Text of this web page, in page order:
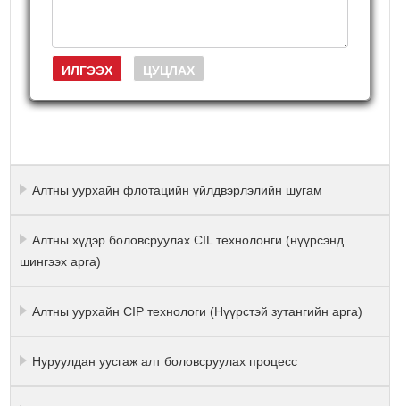
Алтны уурхайн флотацийн үйлдвэрлэлийн шугам
Алтны хүдэр боловсруулах CIL технолонги (нүүрсэнд
шингээх арга)
Алтны уурхайн CIP технологи (Нүүрстэй зутангийн арга)
Нуруулдан уусгаж алт боловсруулах процесс